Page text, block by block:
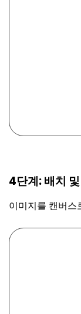
4단계: 배치
이미지를 캔버스